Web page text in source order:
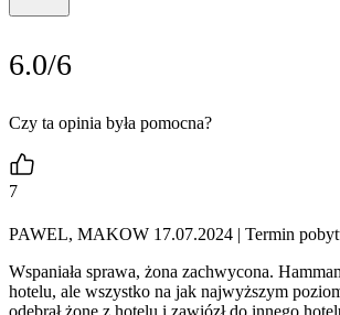
6.0/6
Czy ta opinia była pomocna?
7
PAWEL, MAKOW 17.07.2024 | Termin
Wspaniała sprawa, żona zachwycona.
hotelu, ale wszystko na jak najwyższym
odebrał żonę z hotelu i zawiózł do innego